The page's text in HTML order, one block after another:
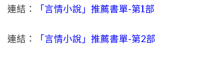
連結： 「言情小說」推薦書單-第1部
連結： 「言情小說」推薦書單-第2部